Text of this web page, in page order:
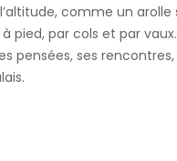
comme un
par cols et par
pensées, ses